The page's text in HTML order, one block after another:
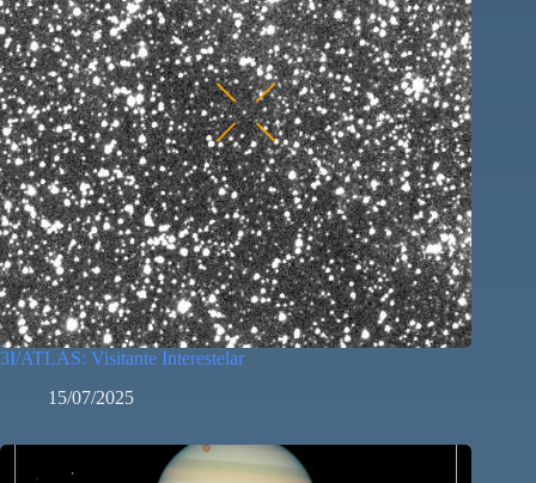
3I/ATLAS: Visitante Interestelar
15/07/2025